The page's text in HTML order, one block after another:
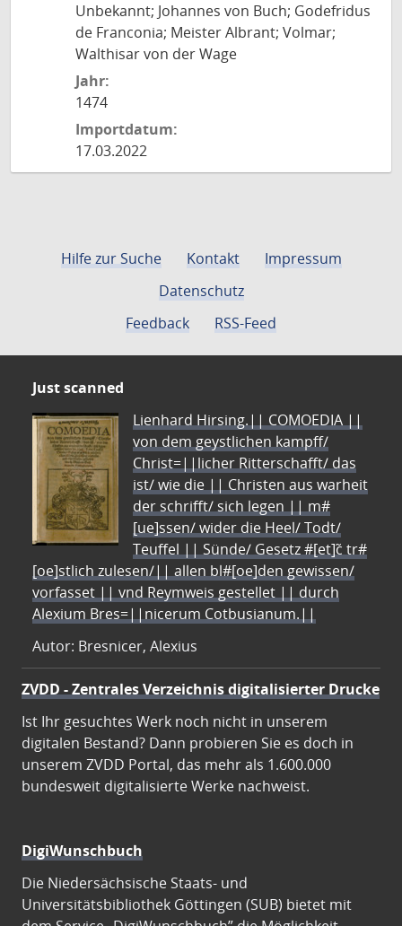
Unbekannt; Johannes von Buch; Godefridus
de Franconia; Meister Albrant; Volmar;
Walthisar von der Wage
Jahr:
1474
Importdatum:
17.03.2022
Hilfe zur Suche Kontakt
Impressum
Datenschutz
Feedback
RSS-Feed
Just scanned
Lienhard Hirsing.|| COMOEDIA ||
von dem geystlichen kampff/
Christ=||licher Ritterschafft/ das
ist/ wie die || Christen aus warheit
der schrifft/ sich legen || m#
[ue]ssen/ wider die Heel/ Todt/
Teuffel || Sünde/ Gesetz #[et]c̃ tr#
[oe]stlich zulesen/|| allen bl#[oe]den gewissen/
vorfasset || vnd Reymweis gestellet || durch
Alexium Bres=||nicerum Cotbusianum.||
Autor: Bresnicer, Alexius
ZVDD - Zentrales Verzeichnis digitalisierter Drucke
Ist Ihr gesuchtes Werk noch nicht in unserem
digitalen Bestand? Dann probieren Sie es doch in
unserem ZVDD Portal, das mehr als 1.600.000
bundesweit digitalisierte Werke nachweist.
DigiWunschbuch
Die Niedersächsische Staats- und
Universitätsbibliothek Göttingen (SUB) bietet mit